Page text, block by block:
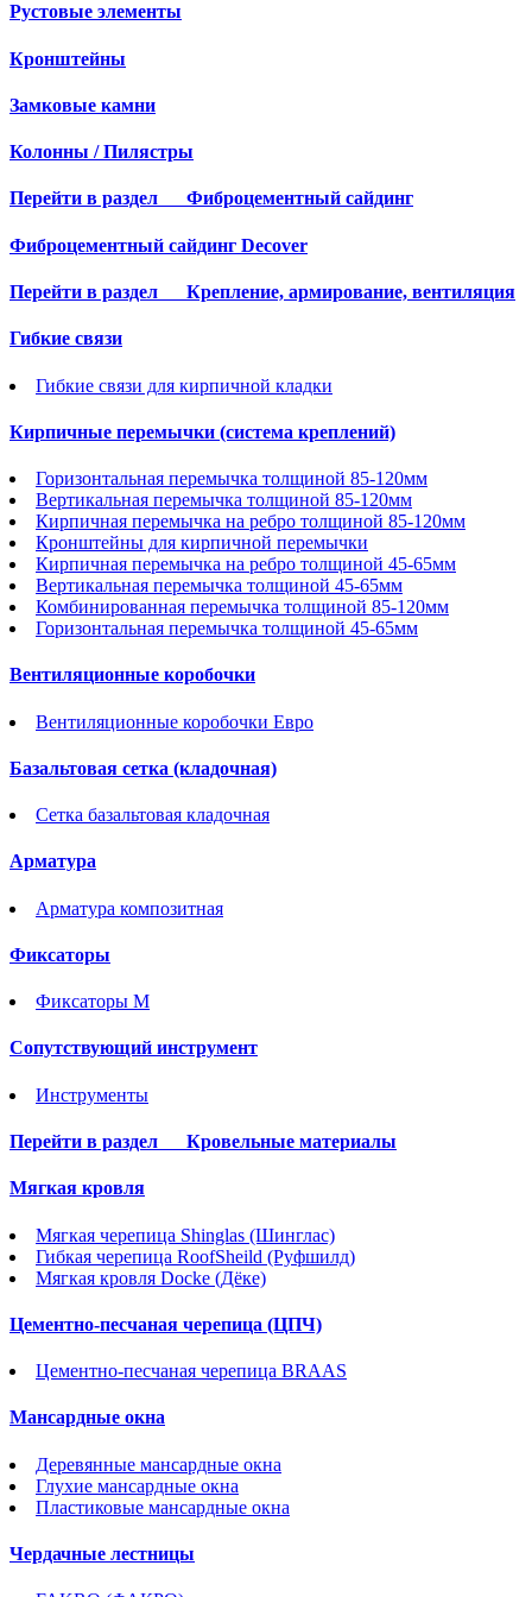
Рустовые элементы
Кронштейны
Замковые камни
Колонны / Пилястры
Перейти в раздел Фиброцементный сайдинг
Фиброцементный сайдинг Decover
Перейти в раздел Крепление, армирование, вентиляция
Гибкие связи
Гибкие связи для кирпичной кладки
Кирпичные перемычки (система креплений)
Горизонтальная перемычка толщиной 85-120мм
Вертикальная перемычка толщиной 85-120мм
Кирпичная перемычка на ребро толщиной 85-120мм
Кронштейны для кирпичной перемычки
Кирпичная перемычка на ребро толщиной 45-65мм
Вертикальная перемычка толщиной 45-65мм
Комбинированная перемычка толщиной 85-120мм
Горизонтальная перемычка толщиной 45-65мм
Вентиляционные коробочки
Вентиляционные коробочки Евро
Базальтовая сетка (кладочная)
Сетка базальтовая кладочная
Арматура
Арматура композитная
Фиксаторы
Фиксаторы М
Сопутствующий инструмент
Инструменты
Перейти в раздел Кровельные материалы
Мягкая кровля
Мягкая черепица Shinglas (Шинглас)
Гибкая черепица RoofSheild (Руфшилд)
Мягкая кровля Docke (Дёке)
Цементно-песчаная черепица (ЦПЧ)
Цементно-песчаная черепица BRAAS
Мансардные окна
Деревянные мансардные окна
Глухие мансардные окна
Пластиковые мансардные окна
Чердачные лестницы